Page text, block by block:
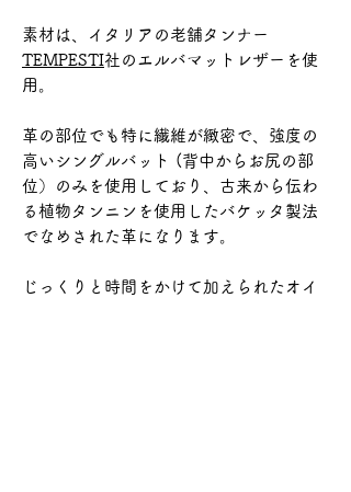
素材は、イタリアの老舗タンナー
TEMPESTI社のエルバマットレザーを使
用。
革の部位でも特に繊維が緻密で、強度の
高いシングルバット (背中からお尻の部
位）のみを使用しており、古来から伝わ
る植物タンニンを使用したバケッタ製法
でなめされた革になります。
じっくりと時間をかけて加えられたオイ